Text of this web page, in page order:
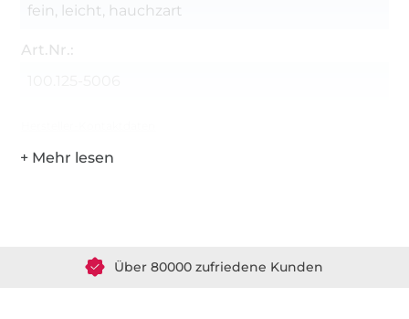
fein, leicht, hauchzart
Art.Nr.: